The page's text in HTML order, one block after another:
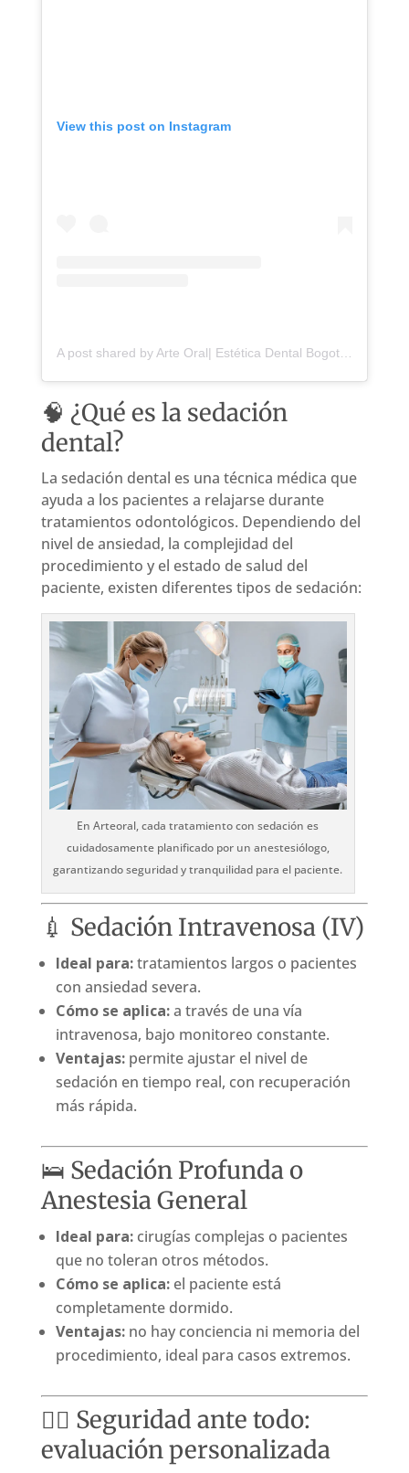
View this post on Instagram
A post shared by Arte Oral| Estética Dental Bogotá (@arteoral.co)
🧠 ¿Qué es la sedación
dental?
La sedación dental es una técnica médica que
ayuda a los pacientes a relajarse durante
tratamientos odontológicos. Dependiendo del
nivel de ansiedad, la complejidad del
procedimiento y el estado de salud del
paciente, existen diferentes tipos de sedación:
En Arteoral, cada tratamiento con sedación es
cuidadosamente planificado por un anestesiólogo,
garantizando seguridad y tranquilidad para el paciente.
💉 Sedación Intravenosa (IV)
Ideal para:tratamientos largos o pacientes
con ansiedad severa.
Cómo se aplica:a través de una vía
intravenosa, bajo monitoreo constante.
Ventajas:permite ajustar el nivel de
sedación en tiempo real, con recuperación
más rápida.
🛌 Sedación Profunda o
Anestesia General
Ideal para:cirugías complejas o pacientes
que no toleran otros métodos.
Cómo se aplica:el paciente está
completamente dormido.
Ventajas:no hay conciencia ni memoria del
procedimiento, ideal para casos extremos.
🧑‍⚕️ Seguridad ante todo:
evaluación personalizada